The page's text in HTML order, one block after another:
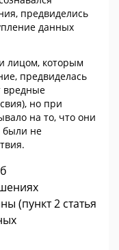
предвиделись
данных
лицом, которым
предвиделась
вредные
но при
на то, что они
были не
(пункт 2 статья